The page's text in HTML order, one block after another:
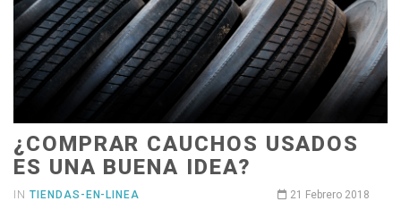
¿COMPRAR CAUCHOS USADOS
ES UNA BUENA IDEA?
IN TIENDAS-EN-LINEA 21 Febrero 2018